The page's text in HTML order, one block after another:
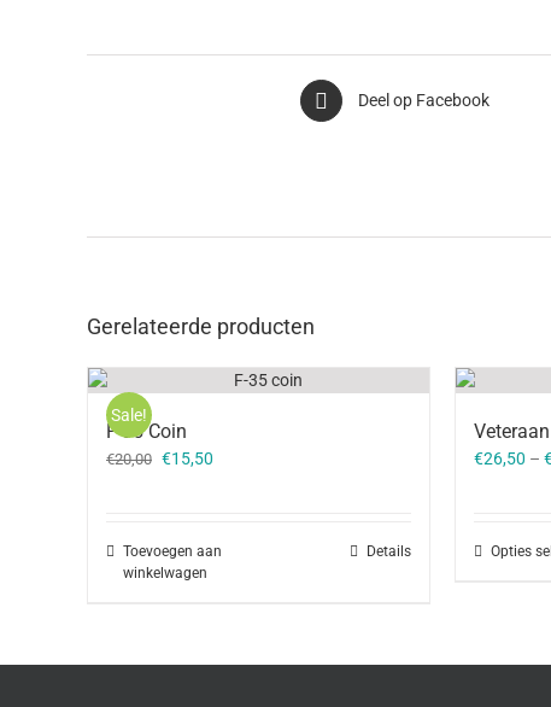
Deel op Facebook
Gerelateerde producten
Sale!
F-35 Coin
€20,00 Oorspronkelijke
€15,50
Toevoegen aan
winkelwagen
Details
€26,50 –
Opties